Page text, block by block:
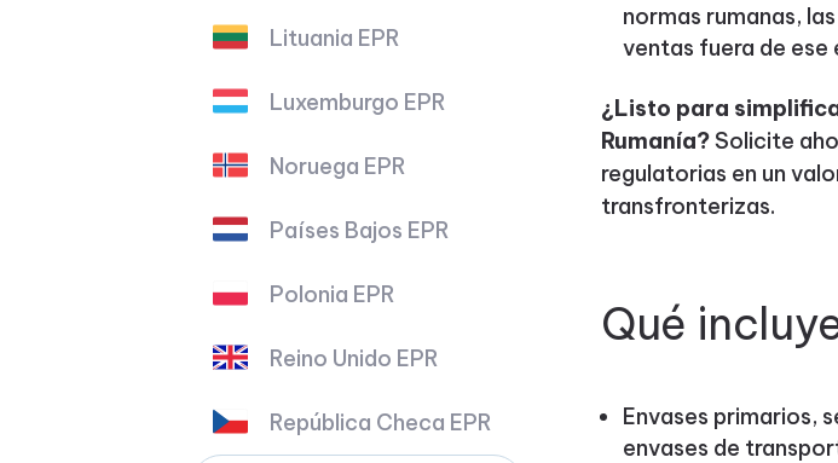
Lituania EPR
Luxemburgo EPR
Noruega EPR
Países Bajos EPR
Polonia EPR
Reino Unido EPR
República Checa EPR
normas rumanas,
ventas fuera de ese
¿Listo para
Rumanía?Solicite
regulatorias en un
transfronterizas.
Qué
Envases primarios,
envases de